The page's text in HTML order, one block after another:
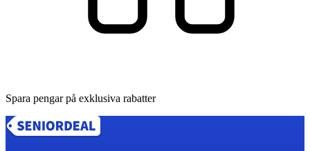
Spara pengar på exklusiva rabatter